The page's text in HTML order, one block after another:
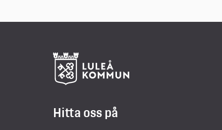
Hitta oss på